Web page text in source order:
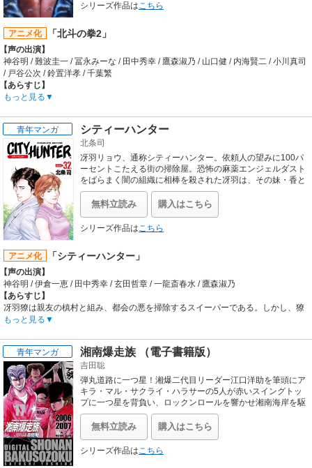
シリーズ作品はこちら
アニメ化 「北斗の拳2」
【声の出演】
神谷明 / 難波圭一 / 冨永みーな / 田中秀幸 / 鷹森淑乃 / 山口健 / 内海賢二 / 小川真司
/ 戸谷公次 / 鈴置洋孝 / 千葉繁
【あらすじ】
ラオウとの死闘から5年、ケンシロウの手によって取り戻されたはずの平和は乱
帝軍に北斗の反旗を翻すのは、成長したリンとバット。二人の前に、ケンシロウ
が姿を現す！賞金稼ぎのアインや元斗皇拳の継承者ファルコとの対決の中で、天
帝ルイとリンの出生の秘密が明かされる。修羅の国での、北斗琉拳の使い手シャ
チ、羅将ハン、ケンシロウの実兄ヒョウとの死闘。そして北斗宗家2000年の深い
愛と哀しみを心に刻み付け、悪に身を染めたラオウの実兄・魔人カイオウとの最
終決戦！勝利の女神はどちらに微笑むのか!?
【制作会社】
東映アニメーション
【スタッフ情報】
原作:武論尊、原哲夫
企画:岡正、中屋喜伸、高見義雄 / 脚本:上原正三:井上敏樹、戸田博司、花園由宇
保、土屋斗紀雄、大橋志吉 / チーフディレクター:芦田豊雄 / 演出:芦田豊雄、石黒
育、佐々木正光、梅澤淳稔、石田昌久、上村修、寒竹清隆、三谷章夫、又野弘
道、才谷梅太郎、影山楙倫、政木伸一、板野一郎、勝間田具治 / キャラクターデ
ザイン:須田正巳 / 美術デザイン:坂本信人 / 音楽:青木望
【音楽】
OP:TOM★CAT「TOUGH BOY」 / ED:TOM★CAT「LOVE SONG」
もっと見る
青年マンガ シティーハンター
北条司
冴羽リョウ、通称シティーハンター。依頼人の望みに100パ
ーセントこたえる街の掃除屋。恐怖の麻薬エンジェルダスト
をばらまく闇の組織に相棒を殺された冴羽は、その妹・香と
組織壊滅に乗り出した!!1985年から雑誌に掲載され、黄金期
を支えた名作コミック。
無料立読み 購入はこちら
シリーズ作品はこちら
アニメ化 「シティーハンター」
【声の出演】
神谷明 / 伊倉一恵 / 田中秀幸 / 玄田哲章 / 一龍斎春水 / 鷹森淑乃
【あらすじ】
冴羽獠は親友の槙村と組み、都会の悪を掃除するスイーパーである。しかし、獠
の女好きの性格のため、請け負う事件はすべて女がらみで、女性のボディガード
ったことまで幅広く行っていた。そして、獠は許せないと思った悪党に対しては
ためらうことなく拳銃を向けるのであった。二人のコンビは、次々に事件を解決
していくが、ある日、麻薬の密売組織によって槙村が殺されてしまう。そして、
妹の槙村香が兄を殺された復讐心から、獠のパートナー役を引き継ぐのだった。
だが、香がパートナーとなっても獠の女好きはいっこうに治らず、美女の依頼者
のために難事件にぶつかっていくのである。
【制作会社】
サンライズ
【スタッフ情報】
原作:北条司(集英社「週刊少年ジャンプ」連載)
監督:こだま兼嗣
もっと見る
青年マンガ 湘南爆走族 （電子書籍版）
吉田聡
弾丸道路に一つ星！湘爆二代目リーダー江口洋助を筆頭にア
キラ・マル・サクライ・ハラサーの5人が赤いスイングトッ
プに一つ星を背負い、ロックンロールを響かせ湘南海岸を駆
け抜ける！！ 80’sを席巻した、語り継ぐべき青春漫画の決定
版が電子書籍版で登場！
無料立読み 購入はこちら
シリーズ作品はこちら